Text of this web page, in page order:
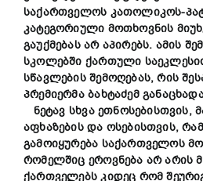
საქართველოს კათოლიკოს-
კატეგორიული მოთხოვნის
გაუქმებას არ აპირებს. ამის
სკოლებში ქართული
სწავლების შემოღებას, რის
პრემიერმა ბახტაძემ
ნეტავ სხვა ეთნოსებისთვის,
აფხაზების და ოსებისთვის,
გამოიყურება საქართველოს
რომელშიც ეროვნება არ არის
ქართველებს კიდეც რომ